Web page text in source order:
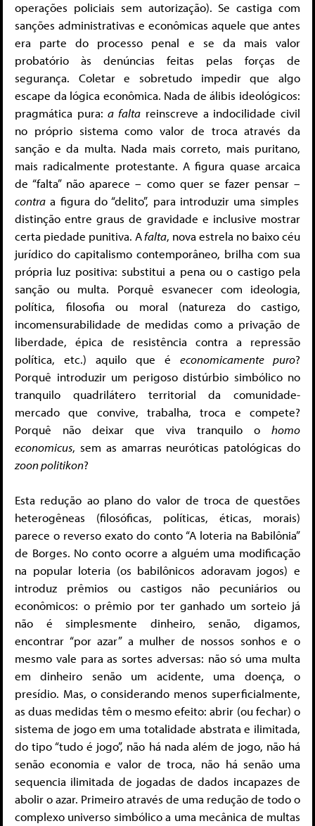
operações policiais sem autorização). Se castiga com
sanções administrativas e econômicas aquele que antes
era parte do processo penal e se da mais valor
probatório às denúncias feitas pelas forças de
segurança. Coletar e sobretudo impedir que algo
escape da lógica econômica. Nada de álibis ideológicos:
pragmática pura:a falta reinscreve a indocilidade civil
no próprio sistema como valor de troca através da
sanção e da multa. Nada mais correto, mais puritano,
mais radicalmente protestante. A figura quase arcaica
de “falta” não aparece – como quer se fazer pensar –
contra a figura do “delito”, para introduzir uma simples
distinção entre graus de gravidade e inclusive mostrar
certa piedade punitiva. Afalta, nova estrela no baixo céu
jurídico do capitalismo contemporâneo, brilha com sua
própria luz positiva: substitui a pena ou o castigo pela
sanção ou multa. Porquê esvanecer com ideologia,
política, filosofia ou moral (natureza do castigo,
incomensurabilidade de medidas como a privação de
liberdade, épica de resistência contra a repressão
política, etc.) aquilo que é economicamente puro?
Porquê introduzir um perigoso distúrbio simbólico no
tranquilo quadrilátero territorial da comunidade-
mercado que convive, trabalha, troca e compete?
Porquê não deixar que viva tranquilo o homo
economicus, sem as amarras neuróticas patológicas do
zoon politikon?
Esta redução ao plano do valor de troca de questões
heterogêneas (filosóficas, políticas, éticas, morais)
parece o reverso exato do conto “A loteria na Babilônia”
de Borges. No conto ocorre a alguém uma modificação
na popular loteria (os babilônicos adoravam jogos) e
introduz prêmios ou castigos não pecuniários ou
econômicos: o prêmio por ter ganhado um sorteio já
não é simplesmente dinheiro, senão, digamos,
encontrar “por azar” a mulher de nossos sonhos e o
mesmo vale para as sortes adversas: não só uma multa
em dinheiro senão um acidente, uma doença, o
presídio. Mas, o considerando menos superficialmente,
as duas medidas têm o mesmo efeito: abrir (ou fechar) o
sistema de jogo em uma totalidade abstrata e ilimitada,
do tipo “tudo é jogo”, não há nada além de jogo, não há
senão economia e valor de troca, não há senão uma
sequencia ilimitada de jogadas de dados incapazes de
abolir o azar. Primeiro através de uma redução de todo o
complexo universo simbólico a uma mecânica de multas